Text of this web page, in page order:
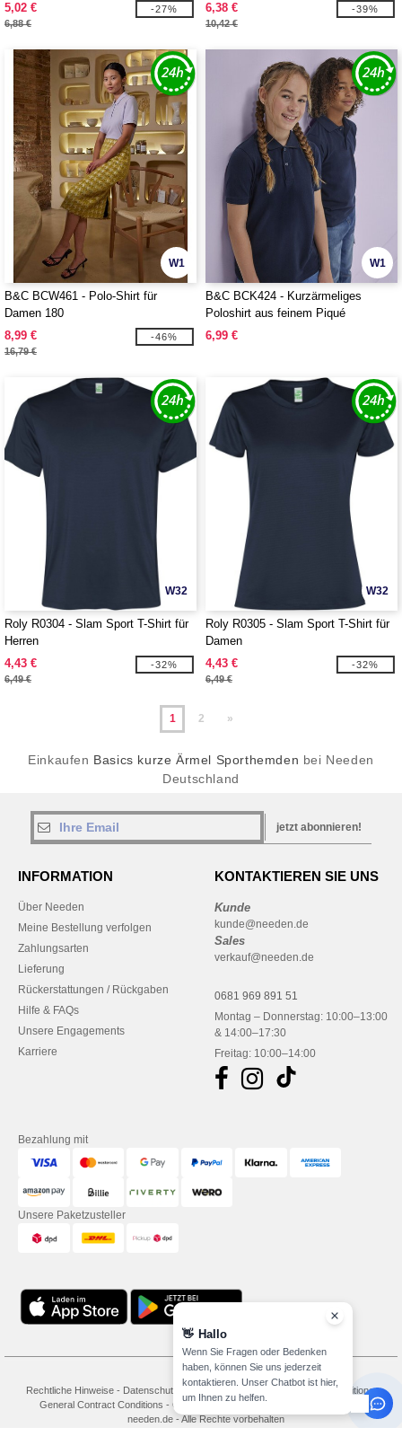
5,02 €
6,88 €
-27%
6,38 €
10,42 €
-39%
W1
B&C BCW461 - Polo-Shirt für
Damen 180
8,99 €
16,79 €
-46%
W1
B&C BCK424 - Kurzärmeliges
Poloshirt aus feinem Piqué
6,99 €
W32
Roly R0304 - Slam Sport T-Shirt für
Herren
4,43 €
6,49 €
-32%
W32
Roly R0305 - Slam Sport T-Shirt für
Damen
4,43 €
6,49 €
-32%
1 2 »
Einkaufen Basics kurze Ärmel Sporthemden bei Needen
Deutschland
jetzt abonnieren!
INFORMATION
Über Needen
Meine Bestellung verfolgen
Zahlungsarten
Lieferung
Rückerstattungen / Rückgaben
Hilfe & FAQs
Unsere Engagements
Karriere
KONTAKTIEREN SIE UNS
Kunde
kunde@needen.de
Sales
verkauf@needen.de
0681 969 891 51
Montag – Donnerstag: 10:00–13:00
& 14:00–17:30
Freitag: 10:00–14:00
Bezahlung mit
Unsere Paketzusteller
Rechtliche Hinweise- Datenschutzbestimmungen Bedingungen und Konditionen-
General Contract Conditions - Cookie-Richtlinie-Site Map
Copyright 2026
needen.de - Alle Rechte vorbehalten